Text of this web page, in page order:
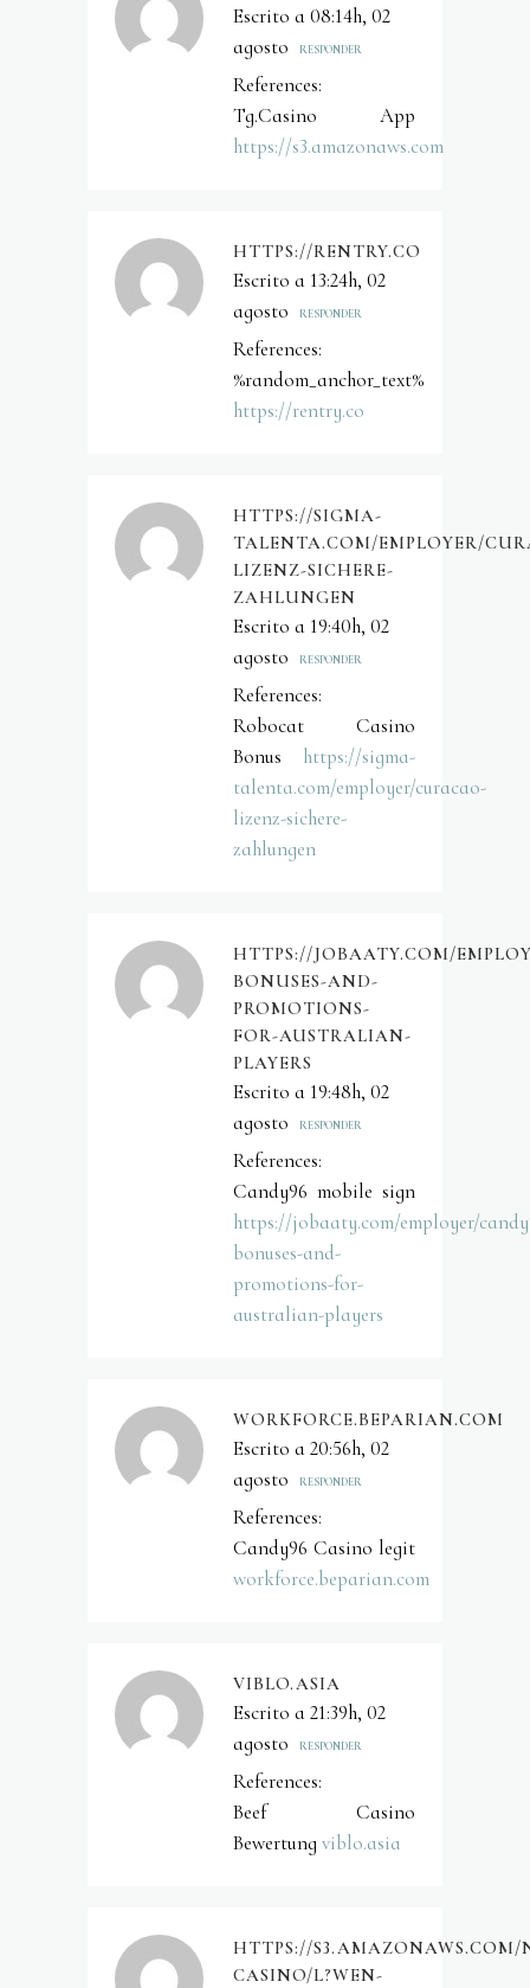
Escrito a 08:14h, 02
agosto
RESPONDER
References:
Tg.Casino App
https://s3.amazonaws.com
HTTPS://RENTRY.CO
Escrito a 13:24h, 02
agosto
RESPONDER
References:
%random_anchor_text%
https://rentry.co
HTTPS://SIGMA-
TALENTA.COM/EMPLOYER/
LIZENZ-SICHERE-
ZAHLUNGEN
Escrito a 19:40h, 02
agosto
RESPONDER
References:
Robocat Casino
Bonus https://sigma-
talenta.com/employer/curacao-
lizenz-sichere-
zahlungen
HTTPS://JOBAATY.COM/
BONUSES-AND-
PROMOTIONS-
FOR-AUSTRALIAN-
PLAYERS
Escrito a 19:48h, 02
agosto
RESPONDER
References:
Candy96 mobile sign
https://jobaaty.com/employer/
bonuses-and-
promotions-for-
australian-players
WORKFORCE.BEPARIAN.COM
Escrito a 20:56h, 02
agosto
RESPONDER
References:
Candy96 Casino legit
workforce.beparian.com
VIBLO.ASIA
Escrito a 21:39h, 02
agosto
RESPONDER
References:
Beef Casino
Bewertung viblo.asia
HTTPS://S3.AMAZONAWS.COM/
CASINO/L?WEN-